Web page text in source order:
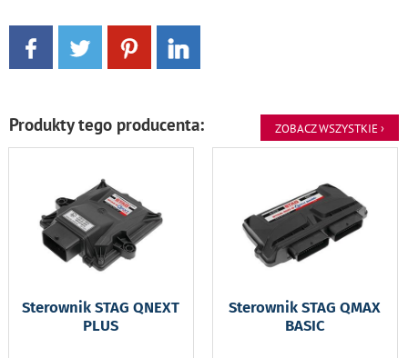
Produkty tego producenta: ZOBACZ WSZYSTKIE ›
Sterownik STAG QNEXT
PLUS
Sterownik STAG QMAX
BASIC